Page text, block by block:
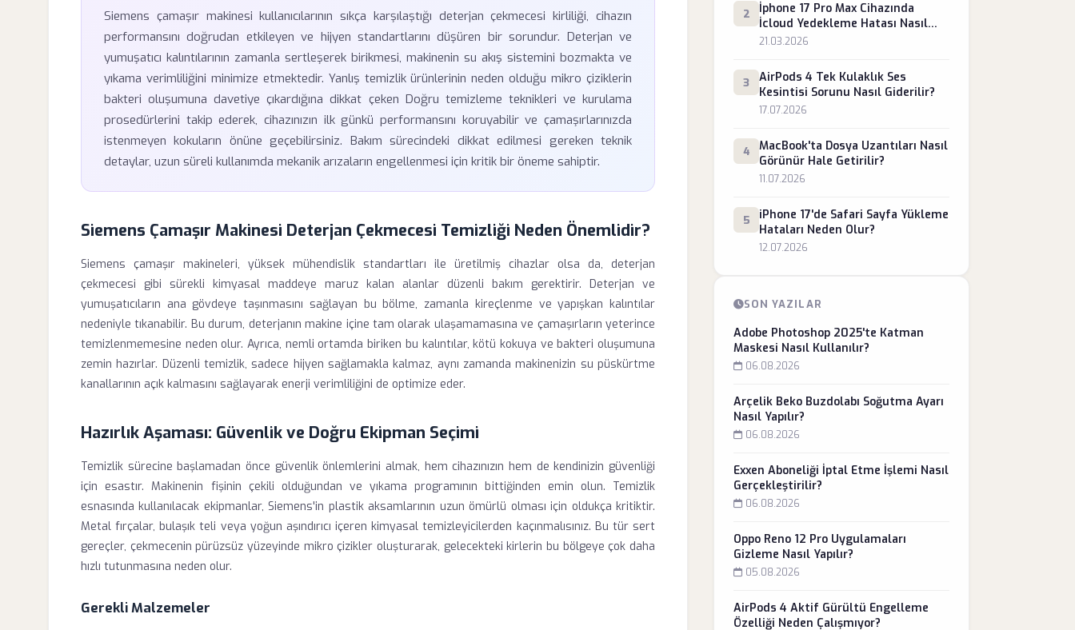
Siemens çamaşır makinesi kullanıcılarının sıkça karşılaştığı deterjan çekmecesi kirliliği, cihazın
performansını doğrudan etkileyen ve hijyen standartlarını düşüren bir sorundur. Deterjan ve
yumuşatıcı kalıntılarının zamanla sertleşerek birikmesi, makinenin su akış sistemini bozmakta ve
yıkama verimliliğini minimize etmektedir. Yanlış temizlik ürünlerinin neden olduğu mikro çiziklerin
bakteri oluşumuna davetiye çıkardığına dikkat çeken Doğru temizleme teknikleri ve kurulama
prosedürlerini takip ederek, cihazınızın ilk günkü performansını koruyabilir ve çamaşırlarınızda
istenmeyen kokuların önüne geçebilirsiniz. Bakım sürecindeki dikkat edilmesi gereken teknik
detaylar, uzun süreli kullanımda mekanik arızaların engellenmesi için kritik bir öneme sahiptir.
Siemens Çamaşır Makinesi Deterjan Çekmecesi Temizliği Neden Önemlidir?
Siemens çamaşır makineleri, yüksek mühendislik standartları ile üretilmiş cihazlar olsa da, deterjan
çekmecesi gibi sürekli kimyasal maddeye maruz kalan alanlar düzenli bakım gerektirir. Deterjan ve
yumuşatıcıların ana gövdeye taşınmasını sağlayan bu bölme, zamanla kireçlenme ve yapışkan kalıntılar
nedeniyle tıkanabilir. Bu durum, deterjanın makine içine tam olarak ulaşamamasına ve çamaşırların yeterince
temizlenmemesine neden olur. Ayrıca, nemli ortamda biriken bu kalıntılar, kötü kokuya ve bakteri oluşumuna
zemin hazırlar. Düzenli temizlik, sadece hijyen sağlamakla kalmaz, aynı zamanda makinenizin su püskürtme
kanallarının açık kalmasını sağlayarak enerji verimliliğini de optimize eder.
Hazırlık Aşaması: Güvenlik ve Doğru Ekipman Seçimi
Temizlik sürecine başlamadan önce güvenlik önlemlerini almak, hem cihazınızın hem de kendinizin güvenliği
için esastır. Makinenin fişinin çekili olduğundan ve yıkama programının bittiğinden emin olun. Temizlik
esnasında kullanılacak ekipmanlar, Siemens'in plastik aksamlarının uzun ömürlü olması için oldukça kritiktir.
Metal fırçalar, bulaşık teli veya yoğun aşındırıcı içeren kimyasal temizleyicilerden kaçınmalısınız. Bu tür sert
gereçler, çekmecenin pürüzsüz yüzeyinde mikro çizikler oluşturarak, gelecekteki kirlerin bu bölgeye çok daha
hızlı tutunmasına neden olur.
Gerekli Malzemeler
2
İphone 17 Pro Max Cihazında
İcloud Yedekleme Hatası Nasıl
Giderilir?
21.03.2026
3
AirPods 4 Tek Kulaklık Ses
Kesintisi Sorunu Nasıl Giderilir?
17.07.2026
4
MacBook'ta Dosya Uzantıları Nasıl
Görünür Hale Getirilir?
11.07.2026
5
iPhone 17'de Safari Sayfa Yükleme
Hataları Neden Olur?
12.07.2026
SON YAZILAR
Adobe Photoshop 2025'te Katman
Maskesi Nasıl Kullanılır?
06.08.2026
Arçelik Beko Buzdolabı Soğutma Ayarı
Nasıl Yapılır?
06.08.2026
Exxen Aboneliği İptal Etme İşlemi Nasıl
Gerçekleştirilir?
06.08.2026
Oppo Reno 12 Pro Uygulamaları
Gizleme Nasıl Yapılır?
05.08.2026
AirPods 4 Aktif Gürültü Engelleme
Özelliği Neden Çalışmıyor?